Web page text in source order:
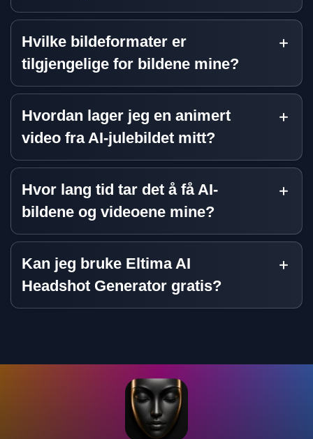
Hvilke bildeformater er
tilgjengelige for bildene mine?
Hvordan lager jeg en animert
video fra AI-julebildet mitt?
Hvor lang tid tar det å få AI-
bildene og videoene mine?
Kan jeg bruke Eltima AI
Headshot Generator gratis?